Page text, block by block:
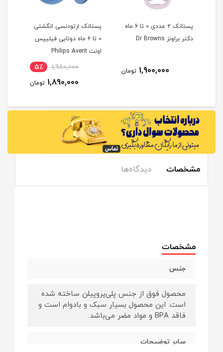
پستانک 2 عددی 0 تا 6 ماه
دکتر براونز Dr Browns
1,900,000 تومان
پستانک ارتودنسی انگشتی
۰ تا ۶ ماه دوتایی فیلیپس
اونت Philips Avent
1,980,000 5٪
1,890,000 تومان
مشخصات دیدگاه‌ها
مشخصات
جنس
محصول فوق از جنس پلی‌پروپیلن ساخته شده
است. این محصول بسیار سبک و بادوام است و
فاقد BPA و مواد مضر می‌باشد.
سایر توضیحات